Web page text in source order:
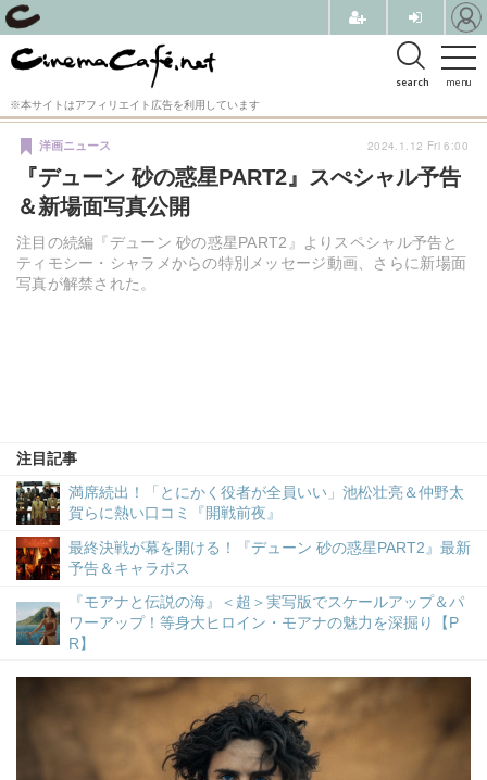
menu
search
※本サイトはアフィリエイト広告を利用しています
『デューン 砂の惑星PART2』スぺシャル予告
＆新場面写真公開
注目の続編『デューン 砂の惑星PART2』よりスペシャル予告と
ティモシー・シャラメからの特別メッセージ動画、さらに新場面
写真が解禁された。
洋画ニュース
注目記事
満席続出！「とにかく役者が全員いい」池松壮亮＆仲野太
賀らに熱い口コミ『開戦前夜』
最終決戦が幕を開ける！『デューン 砂の惑星PART2』最新
予告＆キャラポス
『モアナと伝説の海』＜超＞実写版でスケールアップ＆パ
ワーアップ！等身大ヒロイン・モアナの魅力を深掘り【P
R】
2024.1.12 Fri 6:00